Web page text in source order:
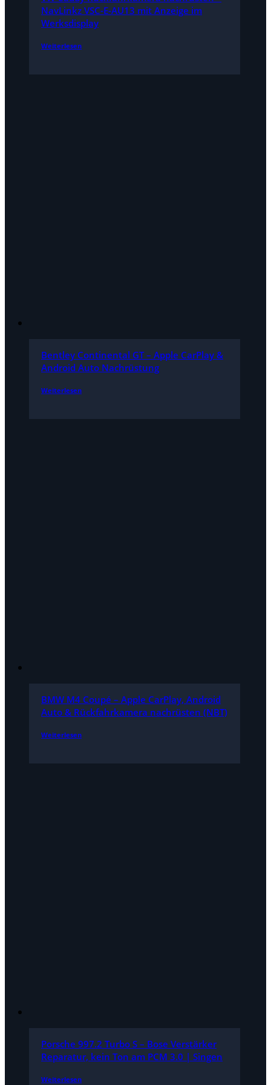
NavLinkz VSC-E-AU13 mit Anzeige im
Werksdisplay
Weiterlesen
Bentley Continental GT – Apple CarPlay &
Android Auto Nachrüstung
Weiterlesen
BMW M4 Coupé – Apple CarPlay, Android
Auto & Rückfahrkamera nachrüsten (NBT)
Weiterlesen
Porsche 997.2 Turbo S – Bose Verstärker
Reparatur, kein Ton am PCM 3.0 | Singen
Weiterlesen